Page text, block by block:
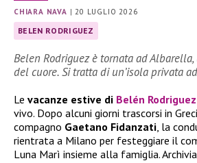
CHIARA NAVA |20 LUGLIO 2026
BELEN RODRIGUEZ
Belen Rodriguez è tornata ad
del cuore. Si tratta di un’isola privata
Le vacanze estive di Belén Rodriguez
vivo. Dopo alcuni giorni trascorsi in
compagno Gaetano Fidanzati , la
rientrata a Milano per festeggiare il
Luna Marì insieme alla famiglia.